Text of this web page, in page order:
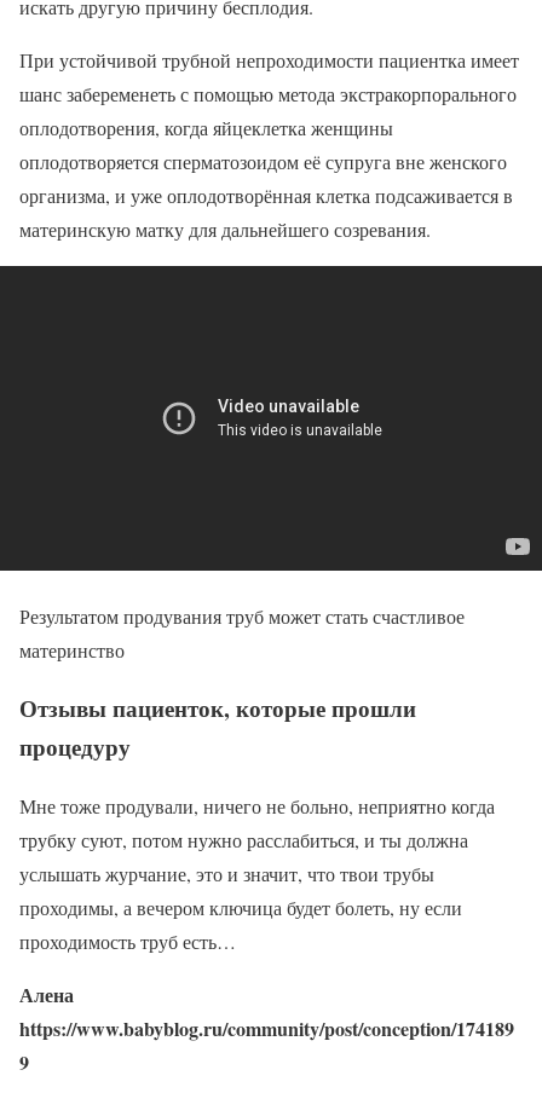
искать другую причину бесплодия.
При устойчивой трубной непроходимости пациентка имеет
шанс забеременеть с помощью метода экстракорпорального
оплодотворения, когда яйцеклетка женщины
оплодотворяется сперматозоидом её супруга вне женского
организма, и уже оплодотворённая клетка подсаживается в
материнскую матку для дальнейшего созревания.
Результатом продувания труб может стать счастливое
материнство
Отзывы пациенток, которые прошли
процедуру
Мне тоже продували, ничего не больно, неприятно когда
трубку суют, потом нужно расслабиться, и ты должна
услышать журчание, это и значит, что твои трубы
проходимы, а вечером ключица будет болеть, ну если
проходимость труб есть…
Алена
https://www.babyblog.ru/community/post/conception/174189
9